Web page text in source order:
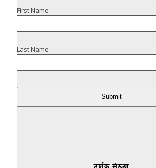
First Name
Last Name
Submit